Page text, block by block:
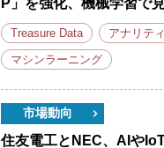
P」を強化、機械学習で
Treasure Data アナリテ
マシンラーニング
市場動向
住友電工とNEC、AIや